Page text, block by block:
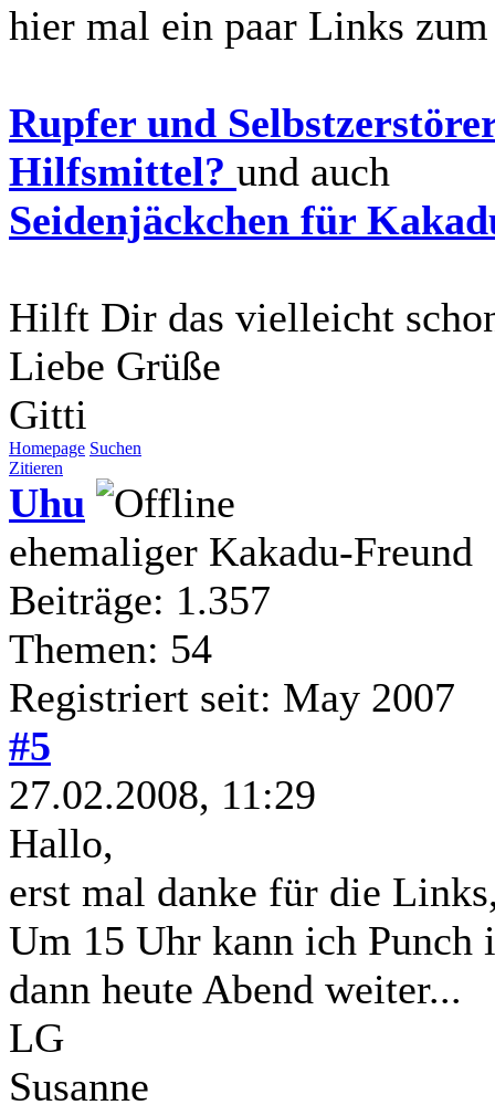
hier mal ein paar Links
Rupfer und
Hilfsmittel? und auch
Seidenjäckchen für
Hilft Dir das vielleicht
Liebe Grüße
Gitti
Homepage Suchen
Zitieren
Uhu
ehemaliger Kakadu-Freund
Beiträge: 1.357
Themen: 54
Registriert seit: May 2007
#5
27.02.2008, 11:29
Hallo,
erst mal danke für die
Um 15 Uhr kann ich Punch
dann heute Abend weiter...
LG
Susanne